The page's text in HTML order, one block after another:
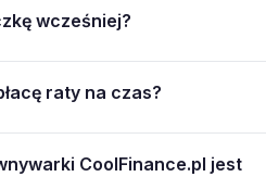
wcześniej?
raty na czas?
CoolFinance.pl jest